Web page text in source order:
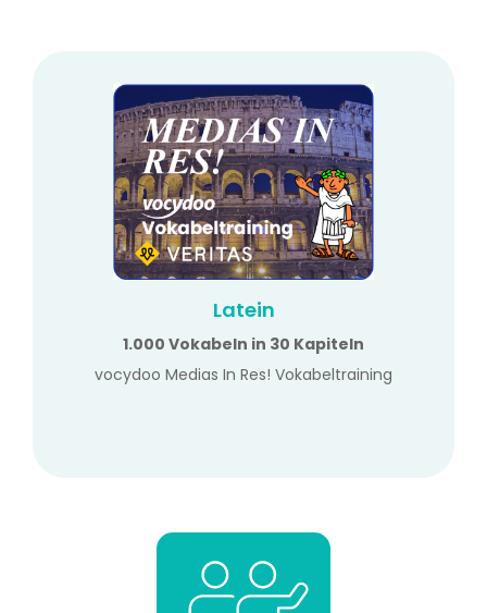
Latein
1.000 Vokabeln in 30 Kapiteln
vocydoo Medias In Res! Vokabeltraining